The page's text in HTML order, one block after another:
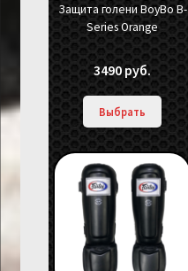
Защита голени BoyBo B-
Series Orange
3490 руб.
Выбрать